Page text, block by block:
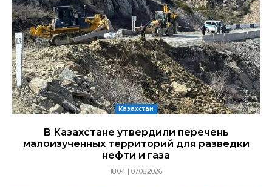
Казахстан
В Казахстане утвердили перечень
малоизученных территорий для разведки
нефти и газа
18:04 | 07.08.2026